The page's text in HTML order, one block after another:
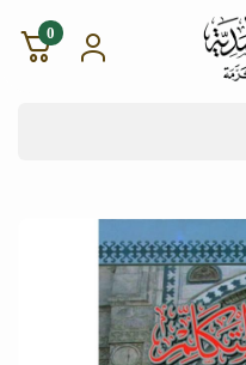
الأسدية للنشر
0